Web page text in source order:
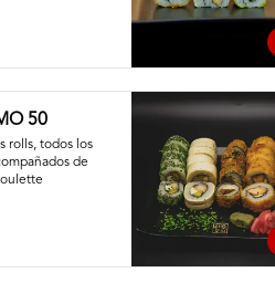
50
rolls, todos los
de